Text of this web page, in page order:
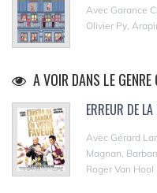
Avec Garance
Olivier Py,
A VOIR DANS LE GENRE
ERREUR DE
Avec Gérard
Magnan,
Roger Van Hool